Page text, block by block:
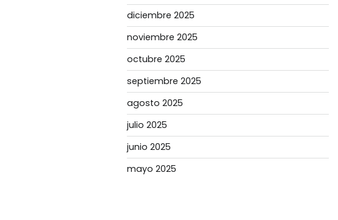
diciembre 2025
noviembre 2025
octubre 2025
septiembre 2025
agosto 2025
julio 2025
junio 2025
mayo 2025